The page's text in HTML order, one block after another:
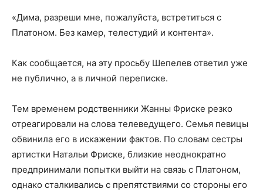
«Дима, разреши мне, пожалуйста, встретиться с
Платоном. Без камер, телестудий и контента».
Как сообщается, на эту просьбу Шепелев ответил уже
не публично, а в личной переписке.
Тем временем родственники Жанны Фриске резко
отреагировали на слова телеведущего. Семья певицы
обвинила его в искажении фактов. По словам сестры
артистки Натальи Фриске, близкие неоднократно
предпринимали попытки выйти на связь с Платоном,
однако сталкивались с препятствиями со стороны его